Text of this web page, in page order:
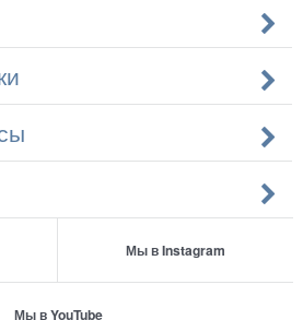
Мы в Instagram
Мы в YouTube